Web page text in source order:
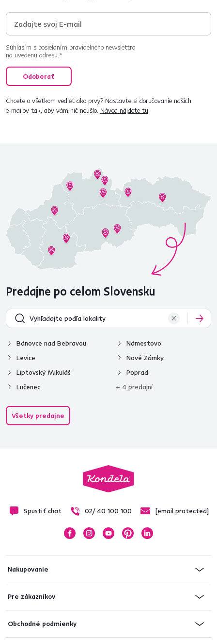
Súhlasím s posielaním pravidelného newslettra
na uvedenú adresu.*
Odoberať
Chcete o všetkom vedieť ako prvý? Nastavte si doručovanie našich
e‑mailov tak, aby vám nič neušlo. Návod nájdete tu.
Predajne po celom Slovensku
Bánovce nad Bebravou
Levice
Liptovský Mikuláš
Lučenec
Námestovo
Nové Zámky
Poprad
+ 4 predajní
Všetky predajne
Spustiť chat 02/ 40 100 100 [email protected]
Nakupovanie
Pre zákazníkov
Obchodné podmienky